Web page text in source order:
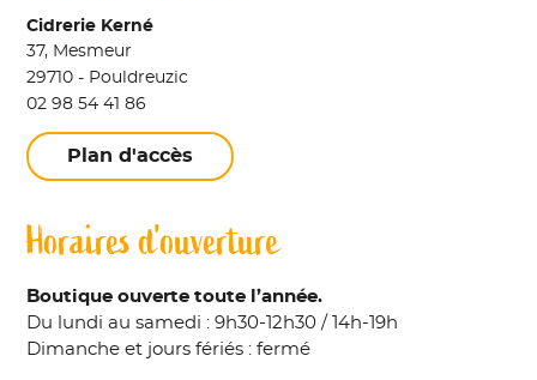
Cidrerie Kerné
37, Mesmeur
29710 - Pouldreuzic
02 98 54 41 86
Plan d'accès
Horaires d'ouverture
Boutique ouverte toute l’année.
Du lundi au samedi : 9h30-12h30 / 14h-19h
Dimanche et jours fériés : fermé